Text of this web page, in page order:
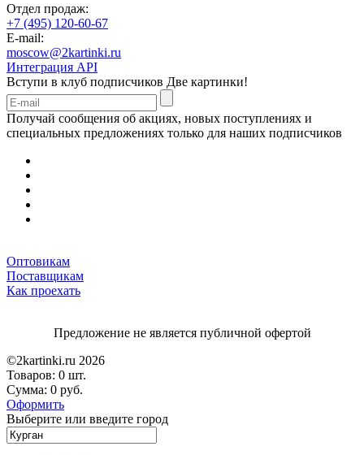
Отдел продаж:
+7 (495) 120-60-67
E-mail:
moscow@2kartinki.ru
Интеграция API
Вступи в клуб подписчиков Две картинки!
Получай сообщения об акциях, новых поступлениях и
специальных предложениях только для наших подписчиков
Оптовикам
Поставщикам
Как проехать
Предложение не является публичной офертой
©2kartinki.ru 2026
Товаров: 0 шт.
Сумма: 0 руб.
Оформить
Выберите или введите город